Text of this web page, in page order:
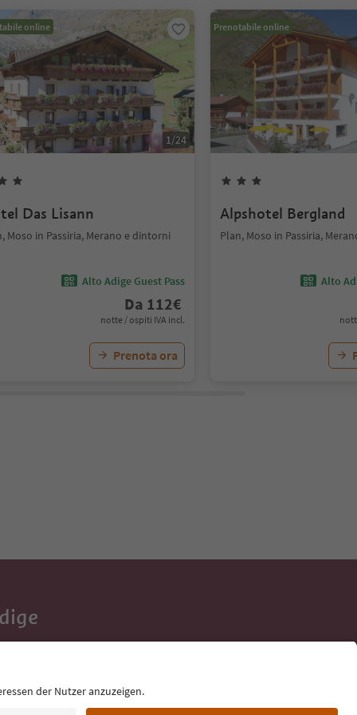
online
1/24
Das Lisann
Moso in Passiria, Merano e dintorni
Alto Adige Guest Pass
Da 112€
notte / ospiti IVA incl.
Prenota ora
Prenotabile online
Alpshotel Bergland
Plan, Moso in Passiria,
Alto